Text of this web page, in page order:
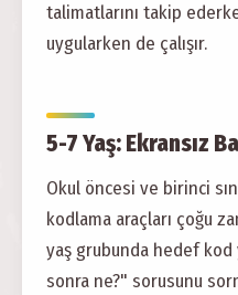
talimatlarını takip
uygularken de çalışır.
5-7 Yaş: Ekransız
Okul öncesi ve birinci
kodlama araçları çoğu
yaş grubunda hedef
sonra ne?" sorusunu